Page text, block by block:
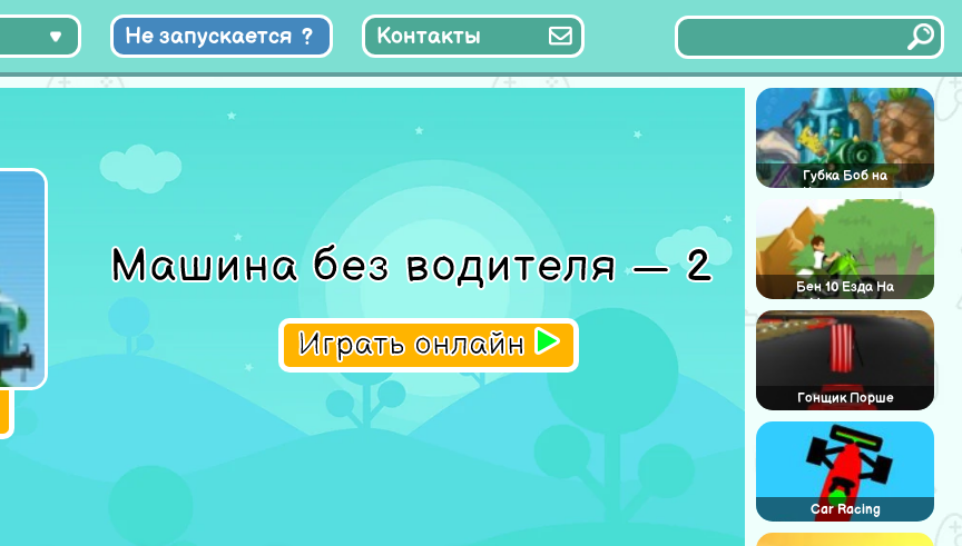
Не запускается Контакты
Машина без водителя — 2
Играть онлайн
Губка Боб на
Квадроцикле
Бен 10 Езда На
Мотоцикле
Гонщик Порше
Car Racing